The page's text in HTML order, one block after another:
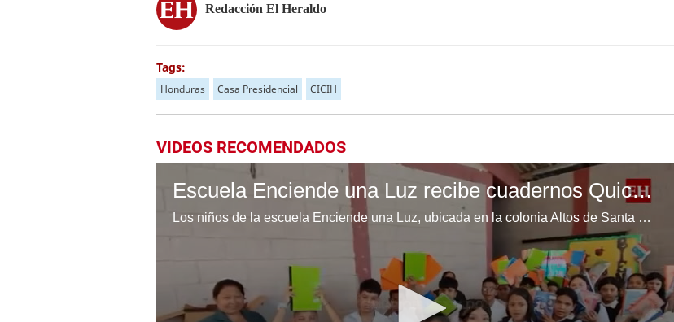
Redacción El Heraldo
Tags:
Honduras Casa Presidencial CICIH
VIDEOS RECOMENDADOS
Escuela Enciende una Luz recibe cuadernos Quick, gracias a la Maratón del Saber
Los niños de la escuela Enciende una Luz, ubicada en la colonia Altos de Santa Rosa, al sur de Tegucigalpa, recibieron cuadernos Quick como parte de la Campaña Maratón del Saber.